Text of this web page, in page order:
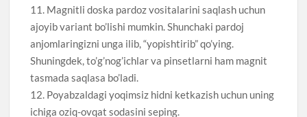
11. Magnitli doska pardoz vositalarini saqlash uchun
ajoyib variant bo’lishi mumkin. Shunchaki pardoj
anjomlaringizni unga ilib, “yopishtirib” qo’ying.
Shuningdek, to’g’nog’ichlar va pinsetlarni ham magnit
tasmada saqlasa bo’ladi.
12. Poyabzaldagi yoqimsiz hidni ketkazish uchun uning
ichiga oziq-ovqat sodasini seping.